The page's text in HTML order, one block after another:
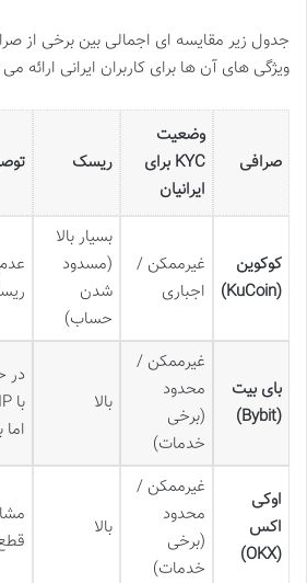
جدول زیر مقایسه ای اجمالی بین برخی از
ویژگی های آن ها برای کاربران ایرانی ارائه
صرافی
وضعیت
KYC برای
ایرانیان
ریسک
کوکوین
(KuCoin)
غیرممکن /
اجباری
بسیار بالا
(مسدود
شدن
حساب)
بای بیت
(Bybit)
غیرممکن /
محدود
(برخی
خدمات)
بالا
در
اوکی
اکس
(OKX)
غیرممکن /
محدود
(برخی
خدمات)
بالا